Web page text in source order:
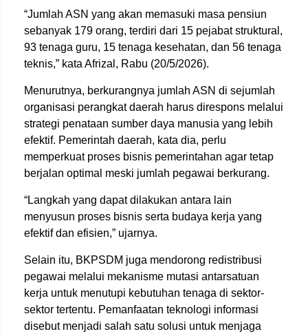
“Jumlah ASN yang akan memasuki masa pensiun
sebanyak 179 orang, terdiri dari 15 pejabat struktural,
93 tenaga guru, 15 tenaga kesehatan, dan 56 tenaga
teknis,” kata Afrizal, Rabu (20/5/2026).
Menurutnya, berkurangnya jumlah ASN di sejumlah
organisasi perangkat daerah harus direspons melalui
strategi penataan sumber daya manusia yang lebih
efektif. Pemerintah daerah, kata dia, perlu
memperkuat proses bisnis pemerintahan agar tetap
berjalan optimal meski jumlah pegawai berkurang.
“Langkah yang dapat dilakukan antara lain
menyusun proses bisnis serta budaya kerja yang
efektif dan efisien,” ujarnya.
Selain itu, BKPSDM juga mendorong redistribusi
pegawai melalui mekanisme mutasi antarsatuan
kerja untuk menutupi kebutuhan tenaga di sektor-
sektor tertentu. Pemanfaatan teknologi informasi
disebut menjadi salah satu solusi untuk menjaga